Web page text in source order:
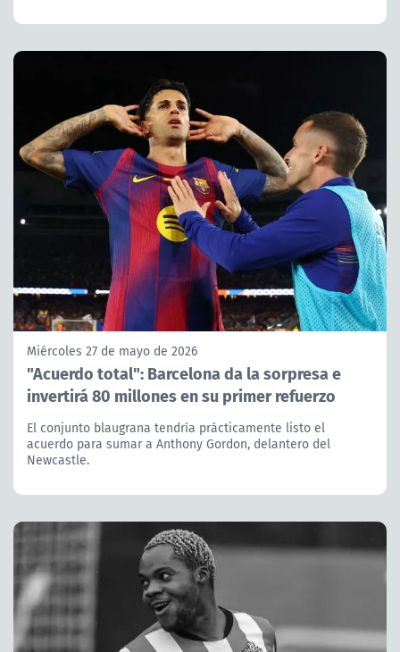
Miércoles 27 de mayo de 2026
"Acuerdo total": Barcelona da la sorpresa e
invertirá 80 millones en su primer refuerzo
El conjunto blaugrana tendría prácticamente listo el
acuerdo para sumar a Anthony Gordon, delantero del
Newcastle.